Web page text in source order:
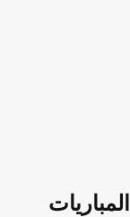
المباريات